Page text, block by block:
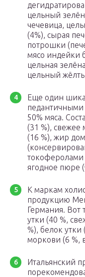
цельный
чечевица,
(4%), сырая
потрошки
мясо индейки
цельная
цельный
Еще один
50% мяса.
(31 %), свежее
(16 %), жир
токоферолами
ягодное пюре
К маркам
продукцию
Германия. Вот
утки (40 %,
%), белок
моркови (6 %,
Итальянский